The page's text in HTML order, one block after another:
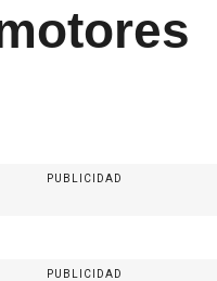
PUBLICIDAD
PUBLICIDAD